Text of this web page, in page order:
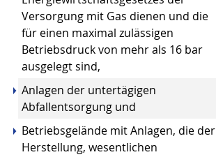
Versorgung mit Gas dienen und die
für einen maximal zulässigen
Betriebsdruck von mehr als 16 bar
ausgelegt sind,
Anlagen der untertägigen
Abfallentsorgung und
Betriebsgelände mit Anlagen, die der
Herstellung, wesentlichen